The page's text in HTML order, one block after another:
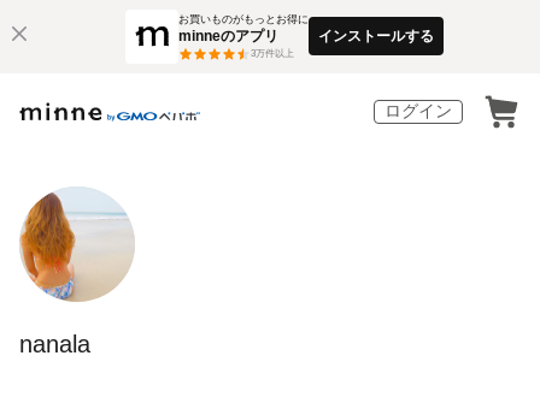
お買いものがもっとお得に
minneのアプリ
3万件以上
インストールする
ログイン
nanala